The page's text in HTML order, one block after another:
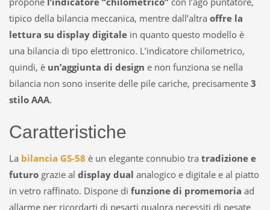
tipico della bilancia meccanica, mentre dall’altra offre la
lettura su display digitale in quanto questo modello è
una bilancia di tipo elettronico. L’indicatore chilometrico,
quindi, è un’aggiunta di design e non funziona se nella
bilancia non sono inserite delle pile cariche, precisamente 3
stilo AAA.
Caratteristiche
La bilancia GS-58 è un elegante connubio tra tradizione e
futuro grazie al display dual analogico e digitale e al piatto
in vetro raffinato. Dispone di funzione di promemoria ad
allarme per ricordarti di pesarti qualora necessiti di pesate